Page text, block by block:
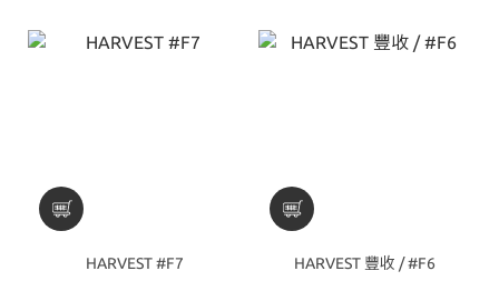
HARVEST #F7 HARVEST 豐收 / #F6